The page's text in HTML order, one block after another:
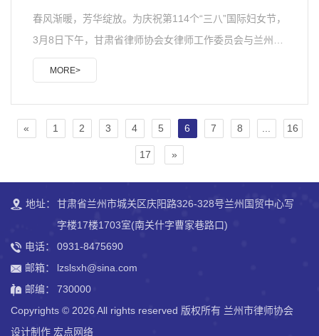
春风渐暖，芳华绽放。为庆祝第114个“三八”国际妇女节，
3月8日下午，甘肃省律师协会女律师工作委员会与兰州市
律师协会女律师工作委员会联合举办了主题为“拳力以赴·
为自己活一次”的庆“三八”活动。甘肃省律师协会副会长王
亦农、甘肃省律师协会女律师委员会主任周清馨、兰州市
律师协会副会长李彩萍、兰州市律师协会秘书长赵晴、兰
州市律师协会女律师委员会主任魏佩璐出席活动，三十余
名女律师参加活动。拳力以赴·为自己活一次。热辣滚烫的
漓，展现了女律师的坚韧与力量。拳击，不仅仅是一种
MORE>
« 1 2 3 4 5 6 7 8 16
17 »
地址：
甘肃省兰州市城关区庆阳路326-328号兰州国贸中心写
字楼17楼1703室(南关什字曹家巷路口)
电话：
0931-8475690
邮箱：
lzslsxh@sina.com
邮编：
730000
Copyrights © 2026 All rights reserved 版权所有 兰州市律师协会
设计制作 宏点网络